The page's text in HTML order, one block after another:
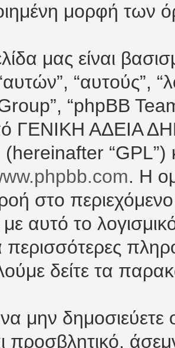
μορφή των
μας είναι
“αυτούς”,
“phpBB
ΓΕΝΙΚΗ ΑΔΕΙΑ
(hereinafter “GPL”)
. Η
στο
αυτό το
περισσότερες
δείτε τα
μην
προσβλητικό,